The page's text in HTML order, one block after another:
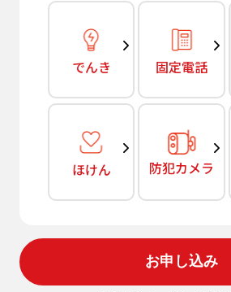
でんき 固定電話
ほけん 防犯カメラ
お申し込み